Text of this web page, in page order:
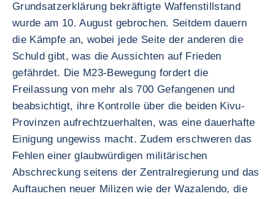
Grundsatzerklärung bekräftigte Waffenstillstand
wurde am 10. August gebrochen. Seitdem dauern
die Kämpfe an, wobei jede Seite der anderen die
Schuld gibt, was die Aussichten auf Frieden
gefährdet. Die M23-Bewegung fordert die
Freilassung von mehr als 700 Gefangenen und
beabsichtigt, ihre Kontrolle über die beiden Kivu-
Provinzen aufrechtzuerhalten, was eine dauerhafte
Einigung ungewiss macht. Zudem erschweren das
Fehlen einer glaubwürdigen militärischen
Abschreckung seitens der Zentralregierung und das
Auftauchen neuer Milizen wie der Wazalendo, die